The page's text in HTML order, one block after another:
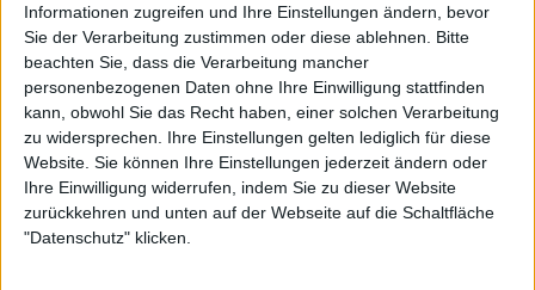
Informationen zugreifen und Ihre Einstellungen ändern, bevor
Sie der Verarbeitung zustimmen oder diese ablehnen.
Bitte
beachten Sie, dass die Verarbeitung mancher
personenbezogenen Daten ohne Ihre Einwilligung stattfinden
kann, obwohl Sie das Recht haben, einer solchen Verarbeitung
zu widersprechen. Ihre Einstellungen gelten lediglich für diese
Website. Sie können Ihre Einstellungen jederzeit ändern oder
Ihre Einwilligung widerrufen, indem Sie zu dieser Website
zurückkehren und unten auf der Webseite auf die Schaltfläche
"Datenschutz" klicken.